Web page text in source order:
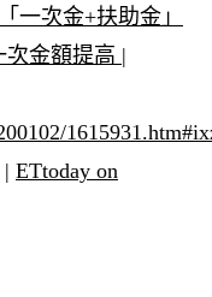
一次金+扶助金」
金額提高 |
| ETtoday on